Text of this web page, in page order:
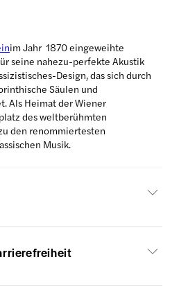
im Jahr 1870 eingeweihte
seine nahezu-perfekte Akustik
Design, das sich durch
Säulen und
Als Heimat der Wiener
des weltberühmten
den renommiertesten
Musik.